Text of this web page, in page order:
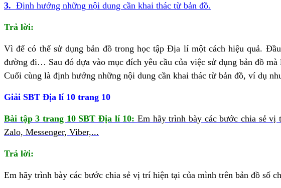
3. Định hướng những nội dung cần khai thác từ bản đồ.
Trả lời:
Vì để có thể sử dụng bản đồ trong học tập Địa lí một cách hiệu quả.
đường đi… Sau đó dựa vào mục đích yêu cầu của việc sử dụng bản đồ
Cuối cùng là định hướng những nội dung cần khai thác từ bản đồ, ví dụ
Giải SBT Địa lí 10 trang 10
Bài tập 3 trang 10 SBT Địa lí 10:Em hãy trình bày các bước chia sẻ vị
Zalo, Messenger, Viber,...
Trả lời:
Em hãy trình bày các bước chia sẻ vị trí hiện tại của mình trên bản đồ số